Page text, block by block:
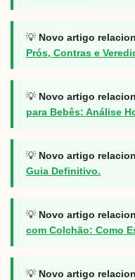
💡 Novo artigo
Prós, Contras e
💡 Novo artigo
para Bebês: Análise
💡 Novo artigo
Guia Definitivo.
💡 Novo artigo
com Colchão: Como
💡 Novo artigo